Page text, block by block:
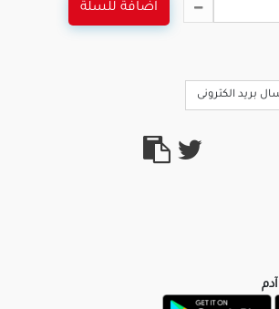
اضافة للسلة
بريد الكترونى